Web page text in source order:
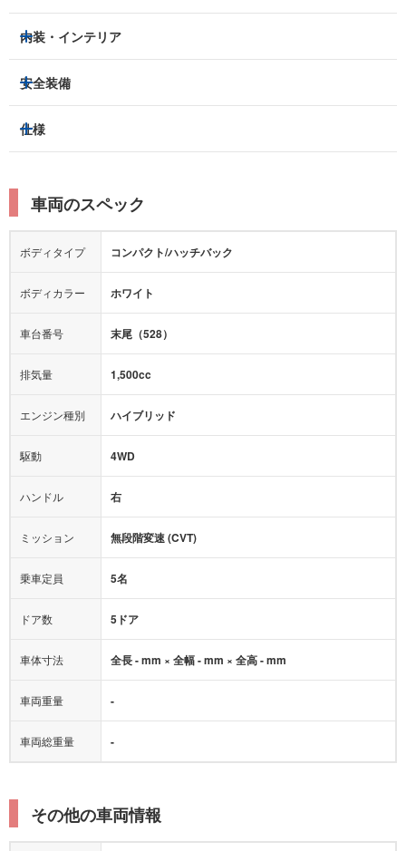
ヘッドライト
アルミホイール：-
サンルーフ/ガラスルーフ
ルーフレール
エアロパーツ
ローダウン
内装・インテリア
3列シート
ベンチシート
パワーシート
シートヒーター
カーナビ：メモリーナビ他
ミュージックプレイヤー接続可
後席モニター
安全装備
トラクションコントロール
レーンキープアシスト
横滑り防止装置
衝突被害軽減プレーキ
カメラ：バック
エアバッグ：
4エアバッグ
衝撃緩和ヘッドレスト
サポカー
アクセル踏み間違い（誤発進）防止装置
アダプティブクルーズコントロール
ヒルディセントコントロール
オートマチックハイビーム
仕様
車両のスペック
ボディタイプ コンパクト/ハッチバック
ボディカラー ホワイト
車台番号 末尾（528）
排気量 1,500cc
エンジン種別 ハイブリッド
駆動 4WD
ハンドル 右
ミッション 無段階変速 (CVT)
乗車定員 5名
ドア数 5ドア
車体寸法 全長 - mm × 全幅 - mm × 全高 - mm
車両重量 -
車両総重量 -
その他の車両情報